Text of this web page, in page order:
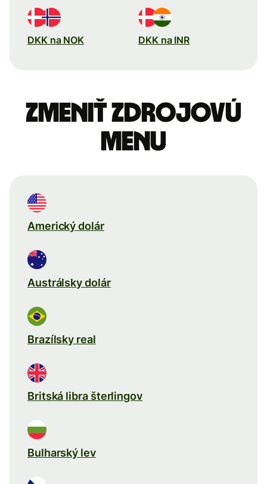
DKK na NOK DKK na INR
Zmeniť zdrojovú
menu
Americký dolár
Austrálsky dolár
Brazílsky real
Britská libra šterlingov
Bulharský lev